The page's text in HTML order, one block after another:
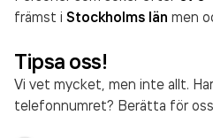
främst i Stockholms län men
Tipsa oss!
Vi vet mycket, men inte allt.
telefonnumret? Berätta för